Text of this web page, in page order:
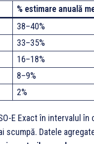
% estimare anuală
38–40%
33–35%
16–18%
8–9%
2%
E Exact în intervalul în
scumpă. Datele